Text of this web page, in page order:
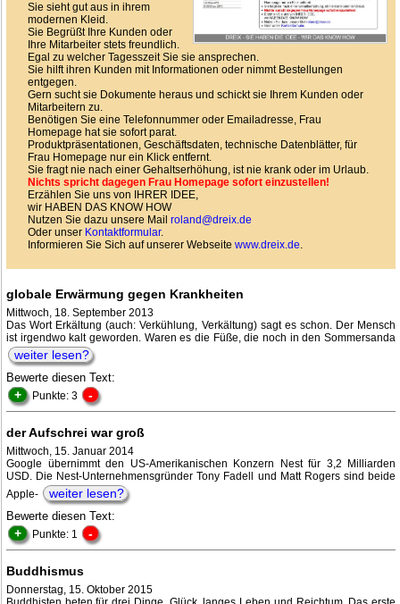
Sie sieht gut aus in ihrem
modernen Kleid.
Sie Begrüßt Ihre Kunden oder
Ihre Mitarbeiter stets freundlich.
Egal zu welcher Tagesszeit Sie sie ansprechen.
Sie hilft ihren Kunden mit Informationen oder nimmt Bestellungen
entgegen.
Gern sucht sie Dokumente heraus und schickt sie Ihrem Kunden oder
Mitarbeitern zu.
Benötigen Sie eine Telefonnummer oder Emailadresse, Frau
Homepage hat sie sofort parat.
Produktpräsentationen, Geschäftsdaten, technische Datenblätter, für
Frau Homepage nur ein Klick entfernt.
Sie fragt nie nach einer Gehaltserhöhung, ist nie krank oder im Urlaub.
Nichts spricht dagegen Frau Homepage sofort einzustellen!
Erzählen Sie uns von IHRER IDEE,
wir HABEN DAS KNOW HOW
Nutzen Sie dazu unsere Mail roland@dreix.de
Oder unser Kontaktformular.
Informieren Sie Sich auf unserer Webseite www.dreix.de.
globale Erwärmung gegen Krankheiten
Mittwoch, 18. September 2013
Das Wort Erkältung (auch: Verkühlung, Verkältung) sagt es schon. Der Mensch
ist irgendwo kalt geworden. Waren es die Füße, die noch in den Sommersanda
weiter lesen?
Bewerte diesen Text:
+ Punkte: 3 -
der Aufschrei war groß
Mittwoch, 15. Januar 2014
Google übernimmt den US-Amerikanischen Konzern Nest für 3,2 Milliarden
USD. Die Nest-Unternehmensgründer Tony Fadell und Matt Rogers sind beide
Apple-
weiter lesen?
Bewerte diesen Text:
+ Punkte: 1 -
Buddhismus
Donnerstag, 15. Oktober 2015